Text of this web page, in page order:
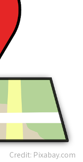
Credit: Pixabay.com